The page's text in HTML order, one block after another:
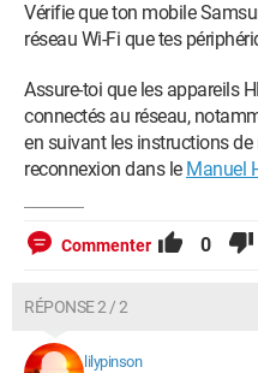
Vérifie que ton mobile
réseau Wi-Fi que tes
Assure-toi que les appareils
connectés au réseau,
en suivant les instructions
reconnexion dans le Manuel
Commenter 0
RÉPONSE 2 / 2
lilypinson